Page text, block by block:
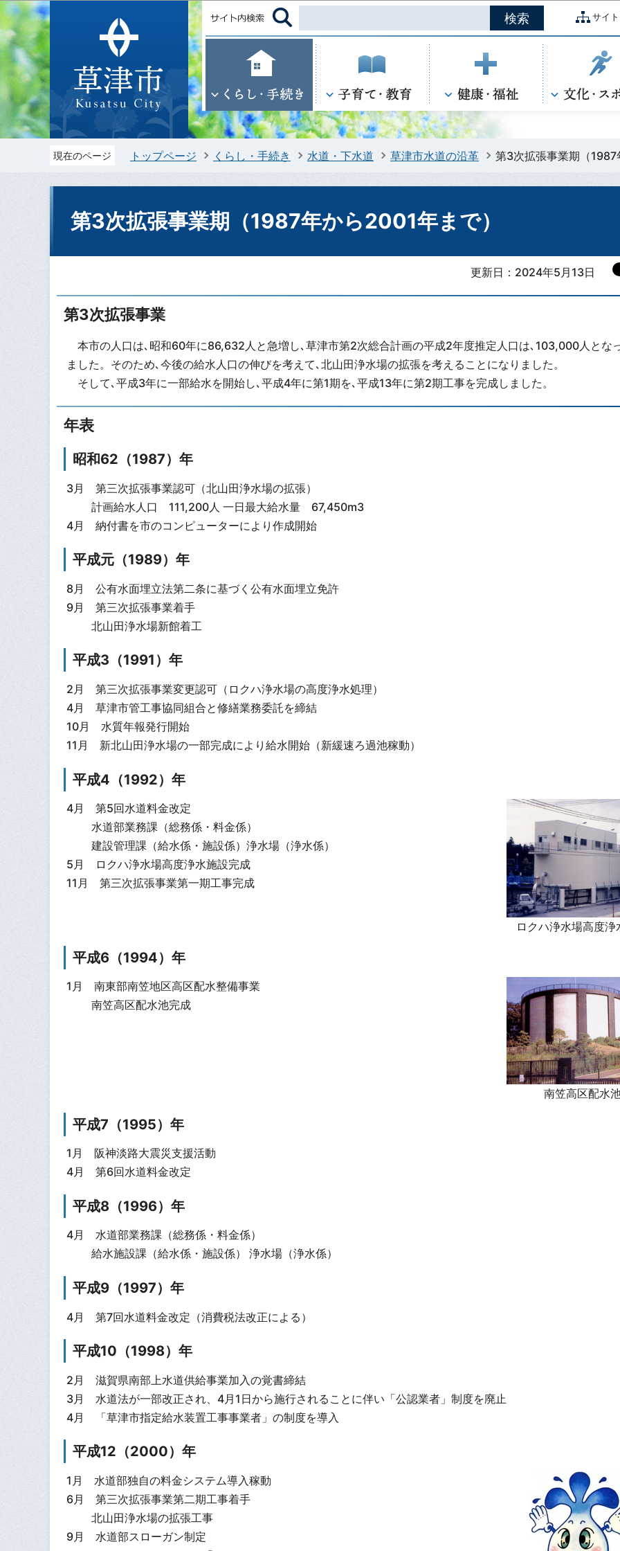
このページの本文へ移動
サイ
現在のページ トップページ くらし・手続き 水道・下水道 草津市水道の沿革 第3次拡張事業期（
第3次拡張事業期（1987年から2001年まで）
更新日：2024年5月13日
第3次拡張事業
本市の人口は､昭和60年に86,632人と急増し､草津市第2次総合計画の平成2年度推定人口は､103,000人とな
ました。そのため､今後の給水人口の伸びを考えて､北山田浄水場の拡張を考えることになりました。
そして､平成3年に一部給水を開始し､平成4年に第1期を､平成13年に第2期工事を完成しました。
年表
昭和62（1987）年
3月 第三次拡張事業認可（北山田浄水場の拡張）
計画給水人口 111,200人 一日最大給水量 67,450m3
4月 納付書を市のコンピューターにより作成開始
平成元（1989）年
8月 公有水面埋立法第二条に基づく公有水面埋立免許
9月 第三次拡張事業着手
北山田浄水場新館着工
平成3（1991）年
2月 第三次拡張事業変更認可（ロクハ浄水場の高度浄水処理）
4月 草津市管工事協同組合と修繕業務委託を締結
10月 水質年報発行開始
11月 新北山田浄水場の一部完成により給水開始（新緩速ろ過池稼動）
平成4（1992）年
ロクハ浄水場高度浄
4月 第5回水道料金改定
水道部業務課（総務係・料金係）
建設管理課（給水係・施設係）浄水場（浄水係）
5月 ロクハ浄水場高度浄水施設完成
11月 第三次拡張事業第一期工事完成
平成6（1994）年
南笠高区配水
1月 南東部南笠地区高区配水整備事業
南笠高区配水池完成
平成7（1995）年
1月 阪神淡路大震災支援活動
4月 第6回水道料金改定
平成8（1996）年
4月 水道部業務課（総務係・料金係）
給水施設課（給水係・施設係） 浄水場（浄水係）
平成9（1997）年
4月 第7回水道料金改定（消費税法改正による）
平成10（1998）年
2月 滋賀県南部上水道供給事業加入の覚書締結
3月 水道法が一部改正され、4月1日から施行されることに伴い「公認業者」制度を廃止
4月 「草津市指定給水装置工事事業者」の制度を導入
平成12（2000）年
1月 水道部独自の料金システム導入稼動
6月 第三次拡張事業第二期工事着手
北山田浄水場の拡張工事
9月 水道部スローガン制定